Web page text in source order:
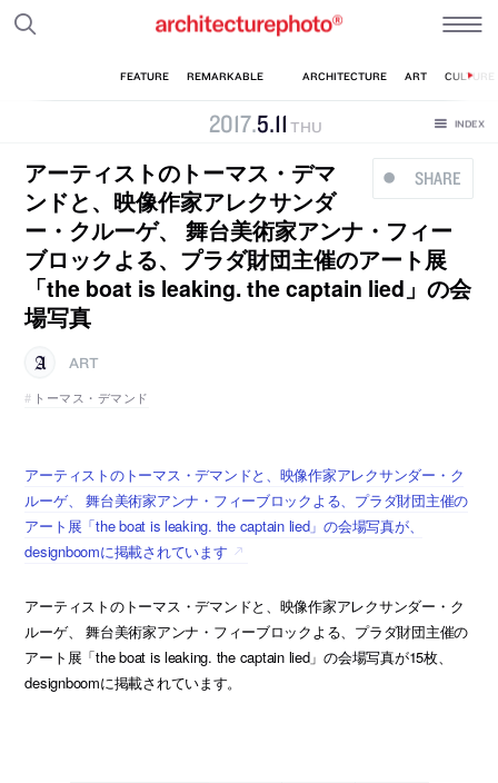
2017.5.11 THU
SHARE
アーティストのトーマス・デマ
ンドと、映像作家アレクサンダ
ー・クルーゲ、 舞台美術家アンナ・フィー
ブロックよる、プラダ財団主催のアート展
「the boat is leaking. the captain lied」の会
場写真
ART
トーマス・デマンド
アーティストのトーマス・デマンドと、映像作家アレクサンダー・ク
ルーゲ、 舞台美術家アンナ・フィーブロックよる、プラダ財団主催の
アート展「the boat is leaking. the captain lied」の会場写真が、
designboomに掲載されています
アーティストのトーマス・デマンドと、映像作家アレクサンダー・ク
ルーゲ、 舞台美術家アンナ・フィーブロックよる、プラダ財団主催の
アート展「the boat is leaking. the captain lied」の会場写真が15枚、
designboomに掲載されています。